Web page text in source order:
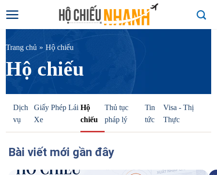
qua
nội
dung
Trang chủ Hộ chiếu
Hộ chiếu
Dịch
vụ
Giấy Phép Lái
Xe
Hộ
chiếu
Thủ tục
pháp lý
Tin
tức
Visa - Thị
Thực
Bài viết mới gần đây
Họ và tên của bạn